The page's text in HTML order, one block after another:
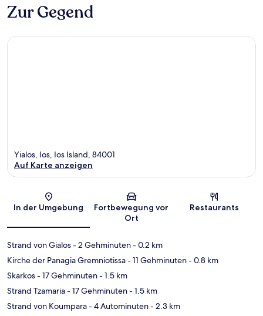
Zur Gegend
Karte
Yialos, Ios, Ios Island, 84001
Auf Karte anzeigen
In der Umgebung
Fortbewegung vor
Ort
Restaurants
Strand von Gialos- 2 Gehminuten- 0.2 km
Kirche der Panagia Gremniotissa- 11 Gehminuten- 0.8 km
Skarkos- 17 Gehminuten- 1.5 km
Strand Tzamaria- 17 Gehminuten- 1.5 km
Strand von Koumpara- 4 Autominuten- 2.3 km